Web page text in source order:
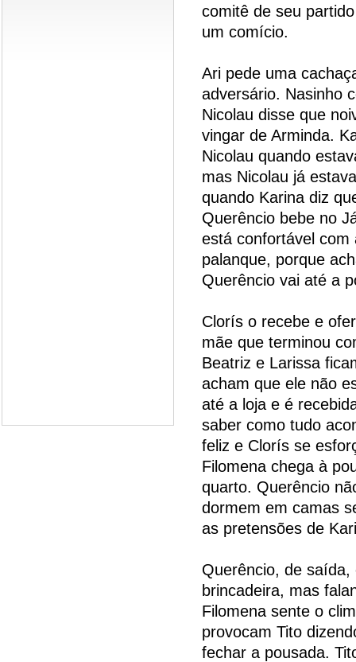
comitê de seu
um comício.
Ari pede uma
adversário. Nasinho
Nicolau disse que
vingar de Arminda.
Nicolau quando
mas Nicolau já
quando Karina diz
Querêncio bebe no
está confortável com
palanque, porque
Querêncio vai até a
Clorís o recebe e
mãe que terminou
Beatriz e Larissa
acham que ele não
até a loja e é
saber como tudo
feliz e Clorís se
Filomena chega à
quarto. Querêncio
dormem em camas
as pretensões de
Querêncio, de
brincadeira, mas
Filomena sente o
provocam Tito
fechar a pousada.